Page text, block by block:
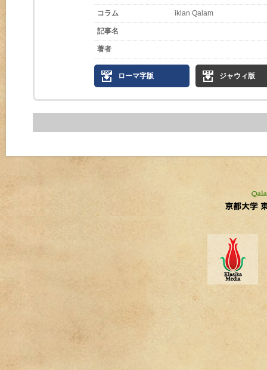
コラム iklan Qalam
記事名
著者
ローマ字版 ジャウィ版